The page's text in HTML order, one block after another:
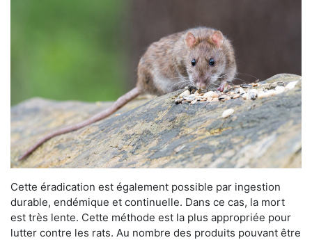
Cette éradication est également possible par ingestion
durable, endémique et continuelle. Dans ce cas, la mort
est très lente. Cette méthode est la plus appropriée pour
lutter contre les rats. Au nombre des produits pouvant être